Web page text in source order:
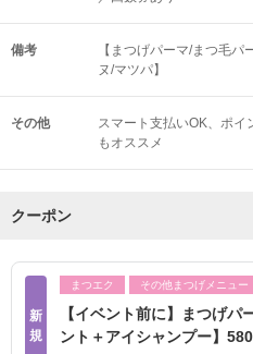
備考
【まつげパーマ/まつ毛
ヌ/マツパ】
その他 スマート支払いOK ポイ
もオススメ
クーポン
新
規
まつエク その他まつげメニュー
【イベント前に】まつげパ
ント＋アイシャンプー】